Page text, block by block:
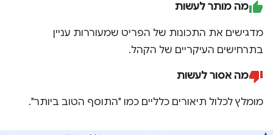
מה מותר לעשות
מדגישים את התכונות של הפריט שמעוררות עניין
בתרחישים העיקריים של הקהל.
מה אסור לעשות
מומלץ לכלול תיאורים כלליים כמו "התוסף הטוב ביותר".